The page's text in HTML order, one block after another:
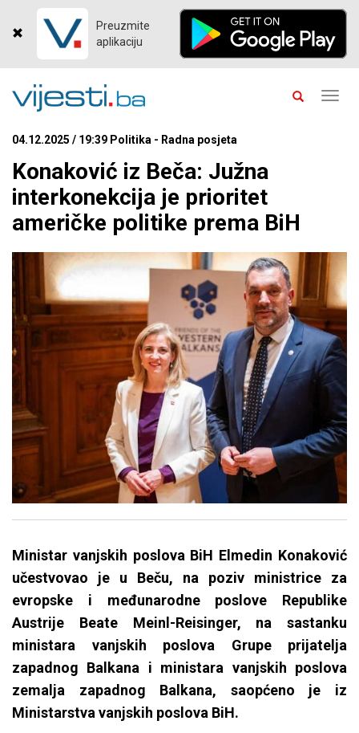
Preuzmite
aplikaciju
04.12.2025 / 19:39 Politika - Radna posjeta
Konaković iz Beča: Južna
interkonekcija je prioritet
američke politike prema BiH
Ministar vanjskih poslova BiH Elmedin Konaković
učestvovao je u Beču, na poziv ministrice za
evropske i međunarodne poslove Republike
Austrije Beate Meinl-Reisinger, na sastanku
ministara vanjskih poslova Grupe prijatelja
zapadnog Balkana i ministara vanjskih poslova
zemalja zapadnog Balkana, saopćeno je iz
Ministarstva vanjskih poslova BiH.